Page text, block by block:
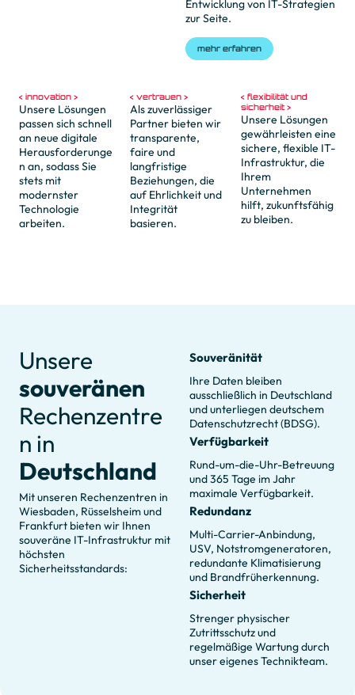
Entwicklung von IT-Strategien
zur Seite.
mehr erfahren
innovation
Unsere Lösungen
passen sich schnell
an neue digitale
Herausforderunge
n an, sodass Sie
stets mit
modernster
Technologie
arbeiten.
vertrauen
Als zuverlässiger
Partner bieten wir
transparente,
faire und
langfristige
Beziehungen, die
auf Ehrlichkeit und
Integrität
basieren.
flexibilität und
sicherheit
Unsere Lösungen
gewährleisten eine
sichere, flexible IT-
Infrastruktur, die
Ihrem
Unternehmen
hilft, zukunftsfähig
zu bleiben.
Unsere
souveränen
Rechenzentre
n in
Deutschland
Mit unseren Rechenzentren in
Wiesbaden, Rüsselsheim und
Frankfurt bieten wir Ihnen
souveräne IT-Infrastruktur mit
höchsten
Sicherheitsstandards:
Souveränität
Ihre Daten bleiben
ausschließlich in Deutschland
und unterliegen deutschem
Datenschutzrecht (BDSG).
Verfügbarkeit
Rund-um-die-Uhr-Betreuung
und 365 Tage im Jahr
maximale Verfügbarkeit.
Redundanz
Multi-Carrier-Anbindung,
USV, Notstromgeneratoren,
redundante Klimatisierung
und Brandfrüherkennung.
Sicherheit
Strenger physischer
Zutrittsschutz und
regelmäßige Wartung durch
unser eigenes Technikteam.